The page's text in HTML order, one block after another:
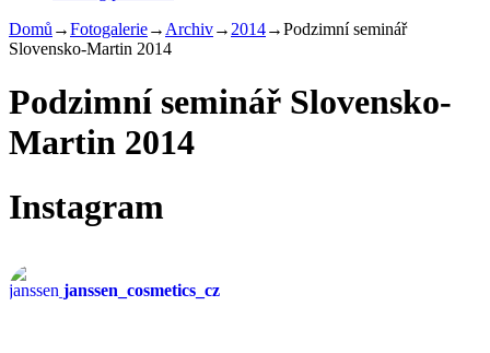
Domů →Fotogalerie→ Archiv→ 2014→Podzimní seminář
Slovensko-Martin 2014
Podzimní seminář Slovensko-
Martin 2014
Instagram
janssen_cosmetics_cz